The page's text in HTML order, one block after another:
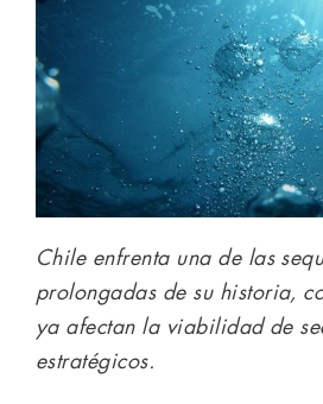
Chile enfrenta una de las
prolongadas de su historia,
ya afectan la viabilidad de
estratégicos.